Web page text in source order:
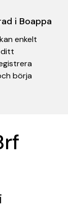
i Boappa
enkelt
ditt
börja
i